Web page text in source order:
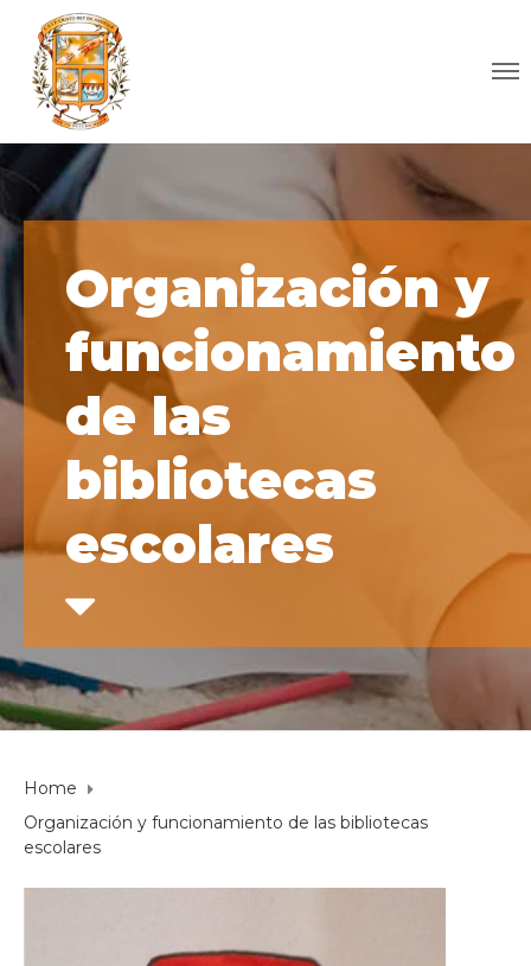
Organización y
funcionamiento
de las
bibliotecas
escolares
Home
Organización y funcionamiento de las bibliotecas
escolares